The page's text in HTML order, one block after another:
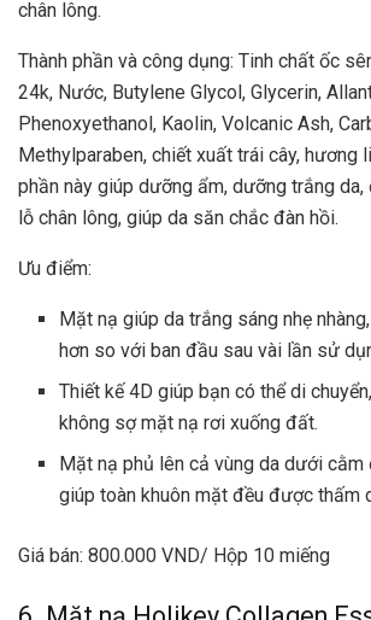
chân lông.
Thành phần và công dụng: Tinh chất ốc
24k, Nước, Butylene Glycol, Glycerin,
Phenoxyethanol, Kaolin, Volcanic Ash,
Methylparaben, chiết xuất trái cây, hương
phần này giúp dưỡng ẩm, dưỡng trắng
lỗ chân lông, giúp da săn chắc đàn hồi.
Ưu điểm:
Mặt nạ giúp da trắng sáng nhẹ
hơn so với ban đầu sau vài lần sử
Thiết kế 4D giúp bạn có thể di
không sợ mặt nạ rơi xuống đất.
Mặt nạ phủ lên cả vùng da dưới cằm
giúp toàn khuôn mặt đều được thấm
Giá bán: 800.000 VND/ Hộp 10 miếng